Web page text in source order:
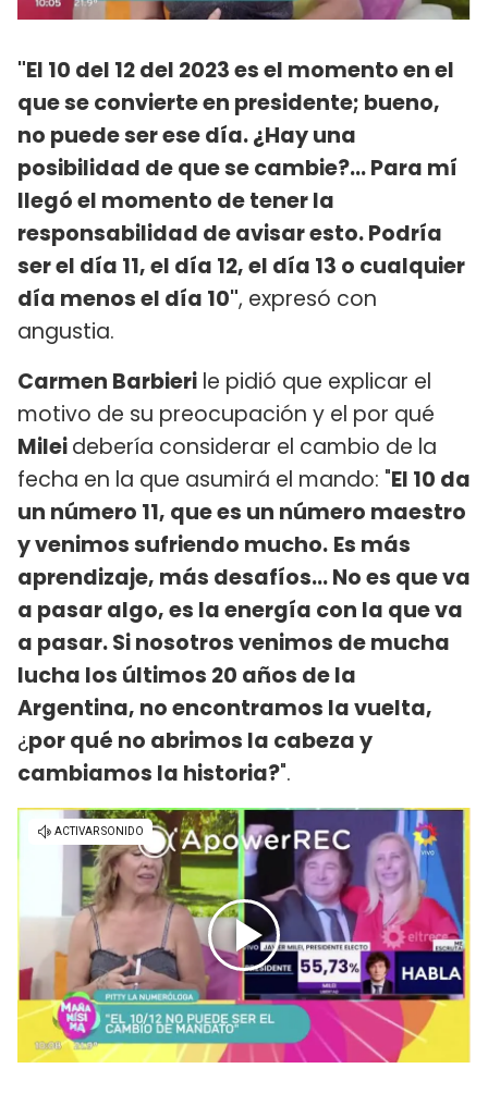
"El 10 del 12 del 2023 es el momento en el
que se convierte en presidente; bueno,
no puede ser ese día. ¿Hay una
posibilidad de que se cambie?... Para mí
llegó el momento de tener la
responsabilidad de avisar esto. Podría
ser el día 11, el día 12, el día 13 o cualquier
día menos el día 10", expresó con
angustia.
Carmen Barbieri le pidió que explicar el
motivo de su preocupación y el por qué
Mileidebería considerar el cambio de la
fecha en la que asumirá el mando: "El 10 da
un número 11, que es un número maestro
y venimos sufriendo mucho. Es más
aprendizaje, más desafíos... No es que va
a pasar algo, es la energía con la que va
a pasar. Si nosotros venimos de mucha
lucha los últimos 20 años de la
Argentina, no encontramos la vuelta,
¿por qué no abrimos la cabeza y
cambiamos la historia?".